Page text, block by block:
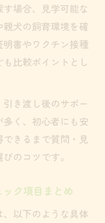
場合、見学可能な
犬の飼育環境を確
書やワクチン接種
比較ポイントとし
き渡し後のサポー
多く、初心者にも安
きるまで質問・見
のコツです。
ク項目まとめ
、以下のような具体